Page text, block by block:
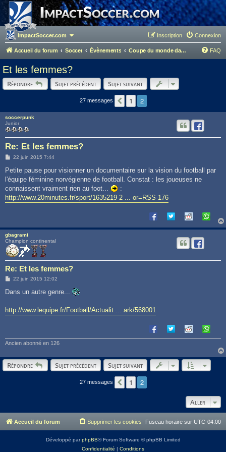
ImpactSoccer.com Connexion
Inscription
Accueil du forum Soccer Évènements Coupe du monde dames - Canada 2015 FAQ
Et les femmes?
Répondre Sujet précédent Sujet suivant
27 messages Précédent
1 2
soccerpunk
Junior
Re: Et les femmes?
M
s
a
g
22 juin 2015 7:44
Petite pause pour visionner un documentaire sur la vision du football par
l'équipe féminine norvégienne de football. Constat : les joueuses ne
connaissent vraiment rien au foot...
:
http://www.20minutes.fr/sport/1635219-2 ... or=RSS-176
gbagrami
Champion continental
Re: Et les femmes?
M
s
g
e
22 juin 2015 12:02
Dans un autre genre...
http://www.lequipe.fr/Football/Actualit ... ark/568001
Ancien abonné en 126
Répondre Sujet précédent Sujet suivant
27 messages Précédent
1 2
Aller
Accueil du forum Fuseau horaire sur UTC-04:00
Supprimer les cookies
Développé parphpBB® Forum Software © phpBB Limited
Confidentialité
Conditions